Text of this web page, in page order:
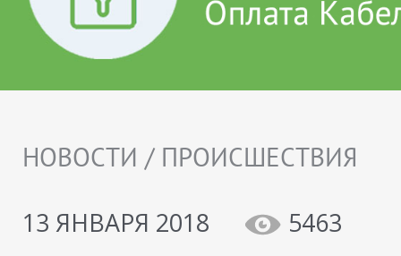
НОВОСТИ / ПРОИСШЕСТВИЯ
13 ЯНВАРЯ 2018
5463